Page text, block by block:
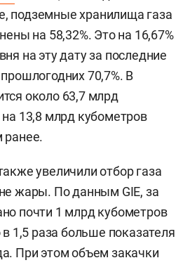
подземные хранилища газа
на 58,32%. Это на 16,67%
на эту дату за последние
70,7%. В
около 63,7 млрд
13,8 млрд кубометров
ранее.
увеличили отбор газа
жары. По данным GIE, за
почти 1 млрд кубометров
1,5 раза больше показателя
При этом объем закачки